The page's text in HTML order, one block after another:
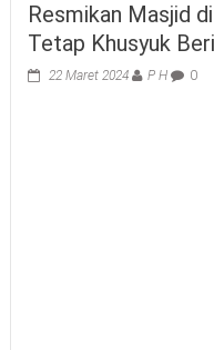
Resmikan Masjid
Tetap Khusyuk
22 Maret 2024 P H 0